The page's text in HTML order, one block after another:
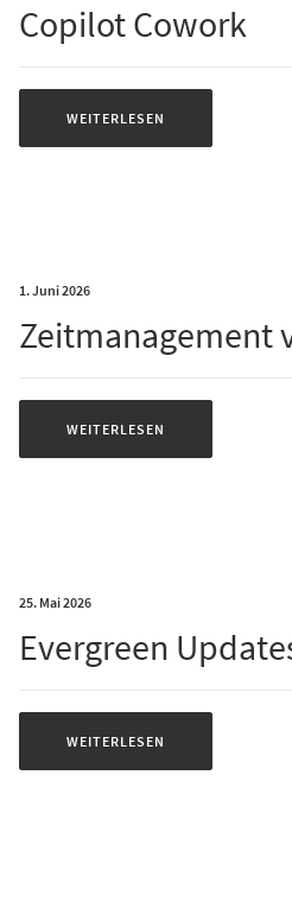
Copilot Cowork
WEITERLESEN
1. Juni 2026
Zeitmanagement
WEITERLESEN
25. Mai 2026
Evergreen
WEITERLESEN